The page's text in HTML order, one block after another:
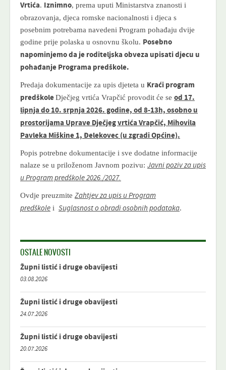
Vrtića. Iznimno, prema uputi Ministarstva znanosti i
obrazovanja, djeca romske nacionalnosti i djeca s
posebnim potrebama navedeni Program pohađaju dvije
godine prije polaska u osnovnu školu. Posebno
napominjemo da je roditeljska obveza upisati djecu u
pohađanje Programa predškole.
Predaja dokumentacije za upis djeteta u Kraći program
predškoleDječjeg vrtića Vrapčić provodit će se od 17.
lipnja do 10. srpnja 2026. godine, od 8-13h, osobno u
prostorijama Uprave Dječjeg vrtića Vrapčić, Mihovila
Pavleka Miškine 1, Đelekovec (u zgradi Općine).
Popis potrebne dokumentacije i sve dodatne informacije
nalaze se u priloženom Javnom pozivu: Javni poziv za upis
u Program predškole 2026./2027.
Ovdje preuzmite Zahtjev za upis u Program
predškole i Suglasnost o obradi osobnih podataka.
OSTALE NOVOSTI
Župni listić i druge obavijesti
03.08.2026
Župni listić i druge obavijesti
24.07.2026
Župni listić i druge obavijesti
20.07.2026